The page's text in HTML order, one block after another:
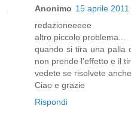
Anonimo 15 aprile
redazioneeeee
altro piccolo problema...
quando si tira una palla
non prende l'effetto e il
vedete se risolvete
Ciao e grazie
Rispondi